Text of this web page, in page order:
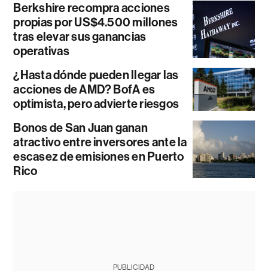
Berkshire recompra acciones
propias por US$4.500 millones
tras elevar sus ganancias
operativas
¿Hasta dónde pueden llegar las
acciones de AMD? BofA es
optimista, pero advierte riesgos
Bonos de San Juan ganan
atractivo entre inversores ante la
escasez de emisiones en Puerto
Rico
PUBLICIDAD